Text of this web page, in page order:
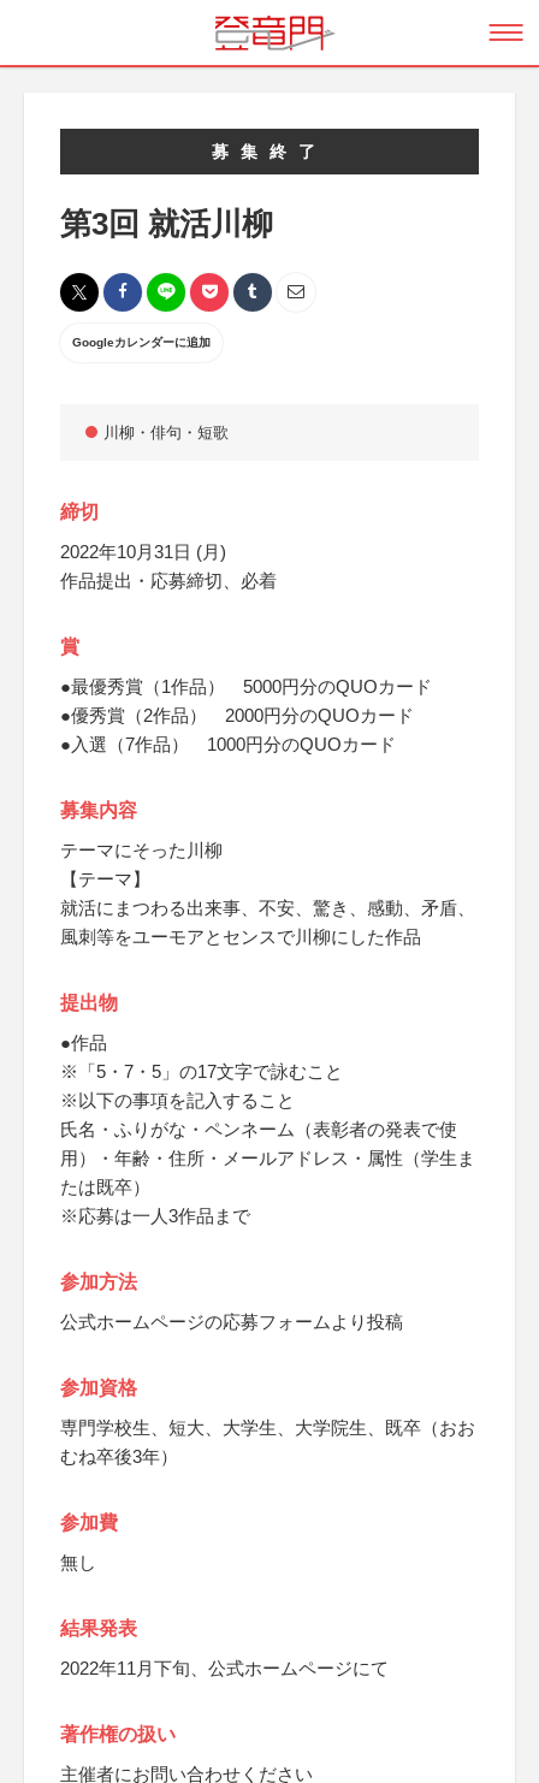
募集終了
第3回 就活川柳
Googleカレンダーに追加
川柳・俳句・短歌
締切
2022年10月31日 (月)
作品提出・応募締切、必着
賞
●最優秀賞（1作品） 5000円分のQUOカード
●優秀賞（2作品） 2000円分のQUOカード
●入選（7作品） 1000円分のQUOカード
募集内容
テーマにそった川柳
【テーマ】
就活にまつわる出来事、不安、驚き、感動、矛盾、
風刺等をユーモアとセンスで川柳にした作品
提出物
●作品
※「5・7・5」の17文字で詠むこと
※以下の事項を記入すること
氏名・ふりがな・ペンネーム（表彰者の発表で使
用）・年齢・住所・メールアドレス・属性（学生ま
たは既卒）
※応募は一人3作品まで
参加方法
公式ホームページの応募フォームより投稿
参加資格
専門学校生、短大、大学生、大学院生、既卒（おお
むね卒後3年）
参加費
無し
結果発表
2022年11月下旬、公式ホームページにて
著作権の扱い
主催者にお問い合わせください